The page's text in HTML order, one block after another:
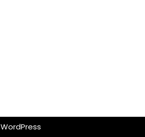
WordPress